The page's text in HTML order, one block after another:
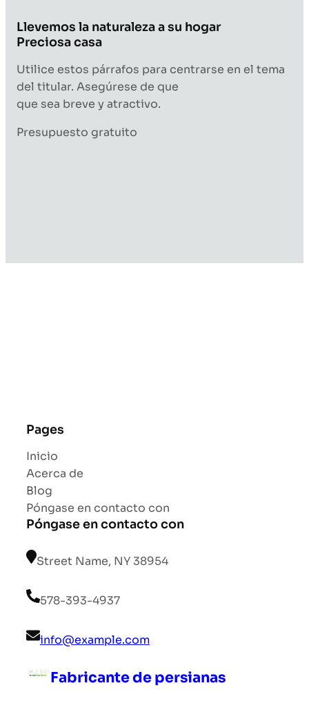
Llevemos la naturaleza a su hogar
Preciosa casa
Utilice estos párrafos para centrarse en el tema
del titular. Asegúrese de que
que sea breve y atractivo.
Presupuesto gratuito
Pages
Inicio
Acerca de
Blog
Póngase en contacto con
Póngase en contacto con
Street Name, NY 38954
578-393-4937
info@example.com
Fabricante de persianas